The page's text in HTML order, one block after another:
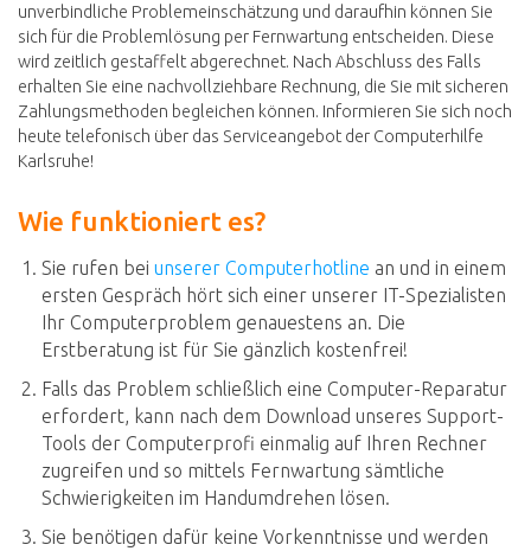
unverbindliche Problemeinschätzung und daraufhin können Sie
sich für die Problemlösung per Fernwartung entscheiden. Diese
wird zeitlich gestaffelt abgerechnet. Nach Abschluss des Falls
erhalten Sie eine nachvollziehbare Rechnung, die Sie mit sicheren
Zahlungsmethoden begleichen können. Informieren Sie sich noch
heute telefonisch über das Serviceangebot der Computerhilfe
Karlsruhe!
Wie funktioniert es?
Sie rufen bei unserer Computerhotline an und in einem
ersten Gespräch hört sich einer unserer IT-Spezialisten
Ihr Computerproblem genauestens an. Die
Erstberatung ist für Sie gänzlich kostenfrei!
Falls das Problem schließlich eine Computer-Reparatur
erfordert, kann nach dem Download unseres Support-
Tools der Computerprofi einmalig auf Ihren Rechner
zugreifen und so mittels Fernwartung sämtliche
Schwierigkeiten im Handumdrehen lösen.
Sie benötigen dafür keine Vorkenntnisse und werden